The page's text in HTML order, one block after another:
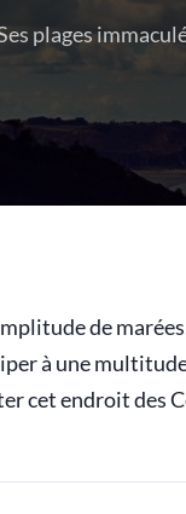
plages
de
à une
cet endroit des